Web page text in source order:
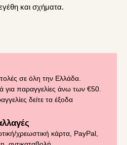
και σχήματα.
σε όλη την Ελλάδα.
για παραγγελίες άνω των €50.
δείτε τα έξοδα
χρεωστική κάρτα, PayPal,